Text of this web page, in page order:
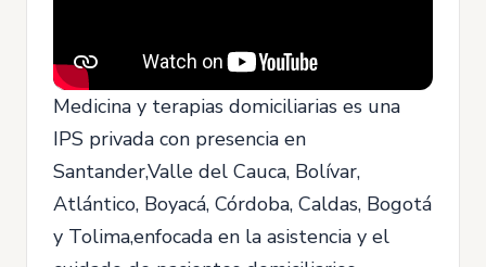
Medicina y terapias domiciliarias es una
IPS privada con presencia en
Santander,Valle del Cauca, Bolívar,
Atlántico, Boyacá, Córdoba, Caldas, Bogotá
y Tolima,enfocada en la asistencia y el